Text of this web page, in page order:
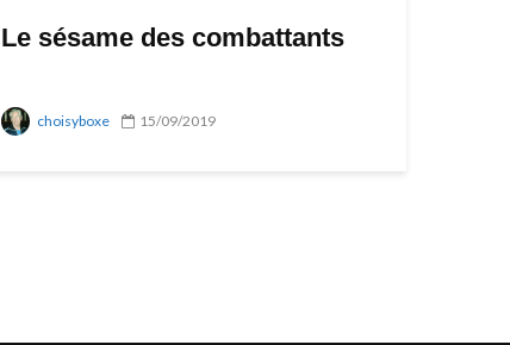
Le sésame des combattants
choisyboxe 15/09/2019